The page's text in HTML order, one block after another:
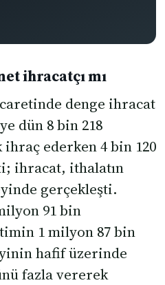
ihracatçı mı
denge ihracat
dün 8 bin 218
ederken 4 bin 120
ihracat, ithalatın
gerçekleşti.
91 bin
1 milyon 87 bin
hafif üzerinde
fazla vererek